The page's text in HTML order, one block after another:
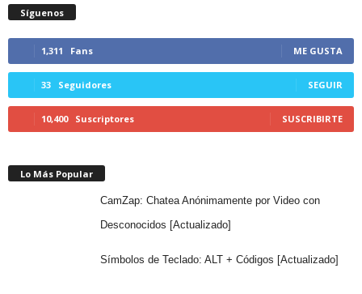
Síguenos
1,311 Fans ME GUSTA
33 Seguidores SEGUIR
10,400 Suscriptores SUSCRIBIRTE
Lo Más Popular
CamZap: Chatea Anónimamente por Video con
Desconocidos [Actualizado]
Símbolos de Teclado: ALT + Códigos [Actualizado]